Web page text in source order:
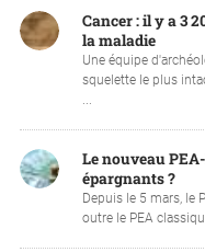
Cancer : il y a 3
la maladie
Une équipe
squelette le plus
Le nouveau
épargnants ?
Depuis le 5 mars, le
outre le PEA